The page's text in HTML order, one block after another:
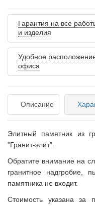
Гарантия на все
и изделия
Удобное
офиса
Описание
Элитный памятник из
"Гранит-элит".
Обратите внимание на
гранитное надгробие,
памятника не входит.
Стоимость указана за